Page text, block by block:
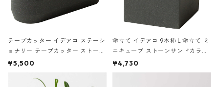
テープカッター イデアコ ステーシ
ョナリー テープカッター ストーン
サンドカラー 石調 ideaco Station
¥5,500
傘立て イデアコ 9本挿し傘立て ミ
ニキューブ ストーンサンドカラー
石調 ideaco Umbrella Stand CUB
E ストーンサンドブラック
¥4,730